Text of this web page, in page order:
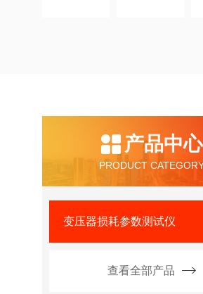
产品中心
PRODUCT
变压器损耗参数测试仪
查看全部产品